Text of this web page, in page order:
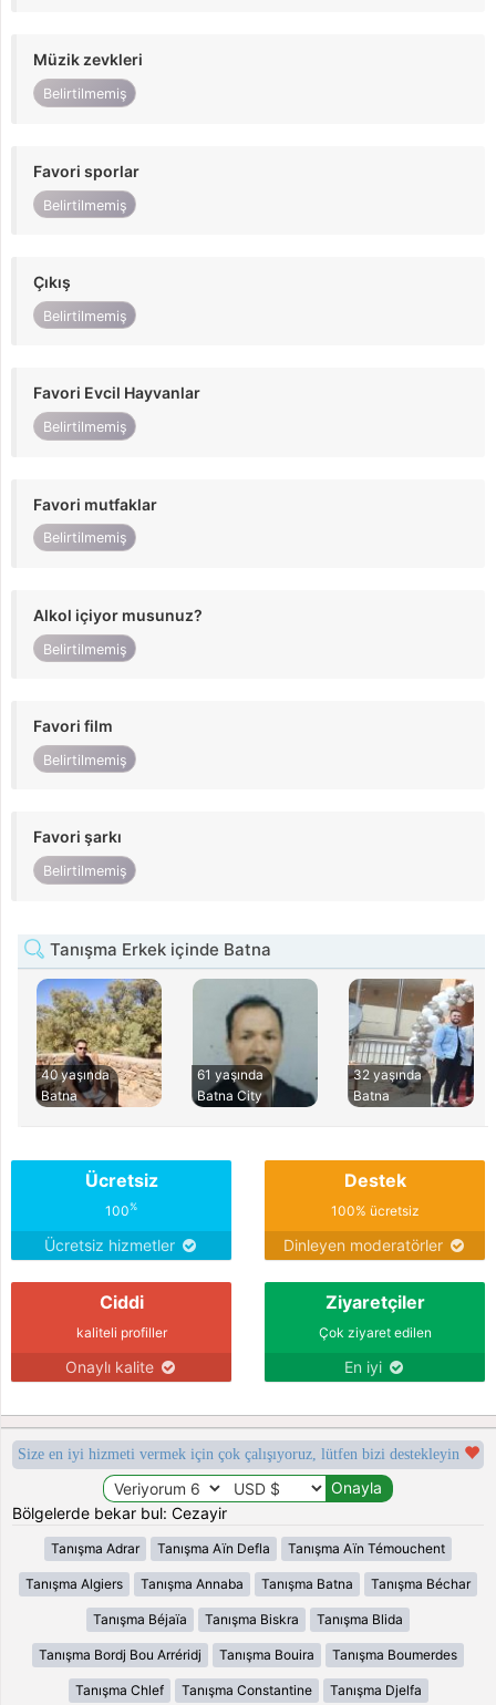
Müzik zevkleri
Belirtilmemiş
Favori sporlar
Belirtilmemiş
Çıkış
Belirtilmemiş
Favori Evcil Hayvanlar
Belirtilmemiş
Favori mutfaklar
Belirtilmemiş
Alkol içiyor musunuz?
Belirtilmemiş
Favori film
Belirtilmemiş
Favori şarkı
Belirtilmemiş
Tanışma Erkek içinde Batna
40 yaşında
Batna
61 yaşında
Batna City
32 yaşında
Batna
Ücretsiz
100%
Ücretsiz hizmetler
Destek
100% ücretsiz
Dinleyen moderatörler
Ciddi
kaliteli profiller
Onaylı kalite
Ziyaretçiler
Çok ziyaret edilen
En iyi
Size en iyi hizmeti vermek için çok çalışıyoruz, lütfen bizi destekleyin
Bölgelerde bekar bul: Cezayir
Tanışma Adrar Tanışma Aïn Defla Tanışma Aïn Témouchent
Tanışma Algiers Tanışma Annaba Tanışma Batna Tanışma Béchar
Tanışma Béjaïa Tanışma Biskra Tanışma Blida
Tanışma Bordj Bou Arréridj Tanışma Bouira Tanışma Boumerdes
Tanışma Chlef Tanışma Constantine Tanışma Djelfa